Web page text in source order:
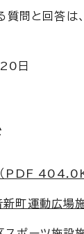
問と回答は
日
PDF
町運動広場